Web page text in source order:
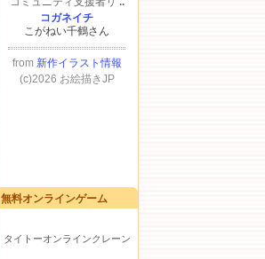
無料オンラインゲーム
タイトーオンラインクレーン